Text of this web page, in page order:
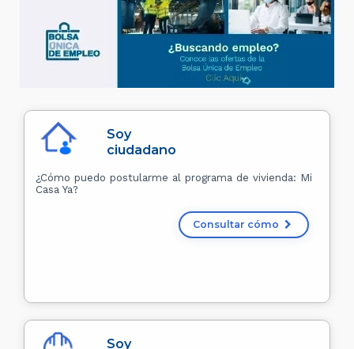
Soy
ciudadano
¿Cómo puedo postularme al programa de vivienda: Mi
Casa Ya?
Consultar cómo
Soy